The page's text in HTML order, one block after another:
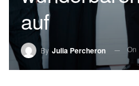
auf
By Julia Percheron On